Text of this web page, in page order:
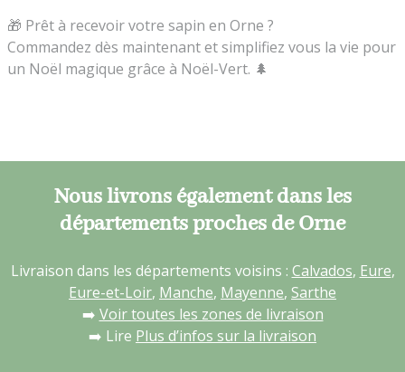
🎁 Prêt à recevoir votre sapin en Orne ?
Commandez dès maintenant et simplifiez vous la vie pour
un Noël magique grâce à Noël-Vert. 🌲
Nous livrons également dans les
départements proches de Orne
Livraison dans les départements voisins : Calvados, Eure,
Eure-et-Loir, Manche, Mayenne, Sarthe
➡️ Voir toutes les zones de livraison
➡️ Lire Plus d’infos sur la livraison